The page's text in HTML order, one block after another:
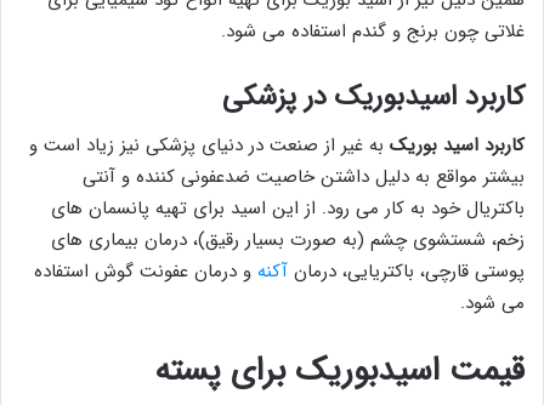
غلاتی چون برنج و گندم استفاده می شود.
کاربرد اسیدبوریک در پزشکی
کاربرد اسید بوریک به غیر از صنعت در دنیای پزشکی نیز زیاد است و
بیشتر مواقع به دلیل داشتن خاصیت ضدعفونی کننده و آنتی
باکتریال خود به کار می رود. از این اسید برای تهیه پانسمان های
زخم، شستشوی چشم (به صورت بسیار رقیق)، درمان بیماری های
پوستی قارچی، باکتریایی، درمان آکنه و درمان عفونت گوش استفاده
می شود.
قیمت اسیدبوریک برای پسته